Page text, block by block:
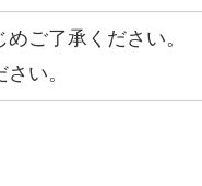
ご了承ください。
い。